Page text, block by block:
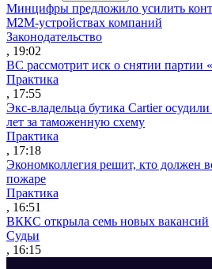
Минцифры предложило усилить
M2M-устройствах компаний
Законодательство
, 19:02
ВС рассмотрит иск о снятии партии
Практика
, 17:55
Экс-владельца бутика Cartier
лет за таможенную схему
Практика
, 17:18
Экономколлегия решит, кто должен
пожаре
Практика
, 16:51
ВККС открыла семь новых вакансий
Судьи
, 16:15